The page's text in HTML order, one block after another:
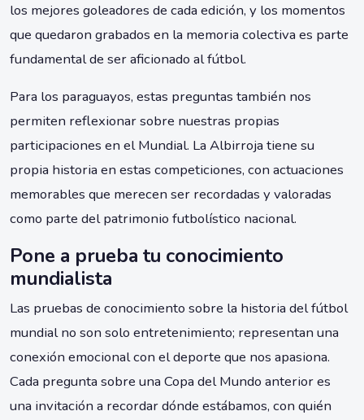
los mejores goleadores de cada edición, y los momentos
que quedaron grabados en la memoria colectiva es parte
fundamental de ser aficionado al fútbol.
Para los paraguayos, estas preguntas también nos
permiten reflexionar sobre nuestras propias
participaciones en el Mundial. La Albirroja tiene su
propia historia en estas competiciones, con actuaciones
memorables que merecen ser recordadas y valoradas
como parte del patrimonio futbolístico nacional.
Pone a prueba tu conocimiento
mundialista
Las pruebas de conocimiento sobre la historia del fútbol
mundial no son solo entretenimiento; representan una
conexión emocional con el deporte que nos apasiona.
Cada pregunta sobre una Copa del Mundo anterior es
una invitación a recordar dónde estábamos, con quién